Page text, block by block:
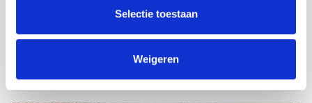
Selectie toestaan
Weigeren
Deelname aan het wereldkampioenschap, de British Open,
European Open én Nederlands kampioen. Sjaak Verhage...
Lees meer